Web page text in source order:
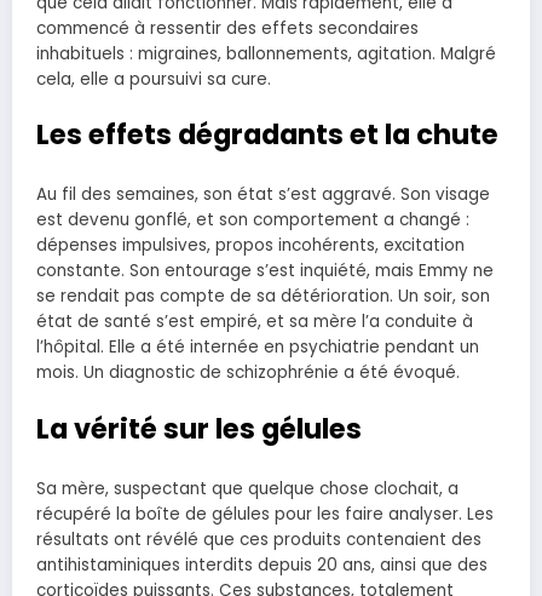
commencé à ressentir des effets secondaires
inhabituels : migraines, ballonnements, agitation. Malgré
cela, elle a poursuivi sa cure.
Les effets dégradants et la chute
Au fil des semaines, son état s’est aggravé. Son visage
est devenu gonflé, et son comportement a changé :
dépenses impulsives, propos incohérents, excitation
constante. Son entourage s’est inquiété, mais Emmy ne
se rendait pas compte de sa détérioration. Un soir, son
état de santé s’est empiré, et sa mère l’a conduite à
l’hôpital. Elle a été internée en psychiatrie pendant un
mois. Un diagnostic de schizophrénie a été évoqué.
La vérité sur les gélules
Sa mère, suspectant que quelque chose clochait, a
récupéré la boîte de gélules pour les faire analyser. Les
résultats ont révélé que ces produits contenaient des
antihistaminiques interdits depuis 20 ans, ainsi que des
corticoïdes puissants. Ces substances, totalement